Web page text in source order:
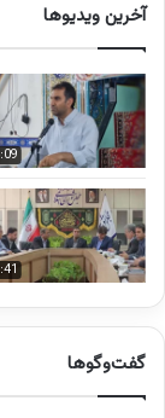
آخرین ویدیوها
گفت‌وگوها